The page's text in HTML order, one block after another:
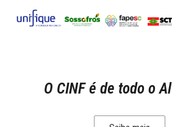
O CINF é de todo o